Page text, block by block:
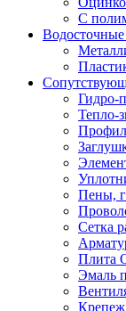
С
Гидро-
Тепло-
Пены,
Сетка
Плита
Эмаль
Крепеж